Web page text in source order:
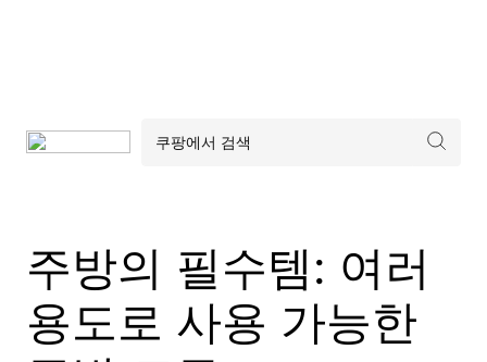
주방의 필수템: 여러
용도로 사용 가능한